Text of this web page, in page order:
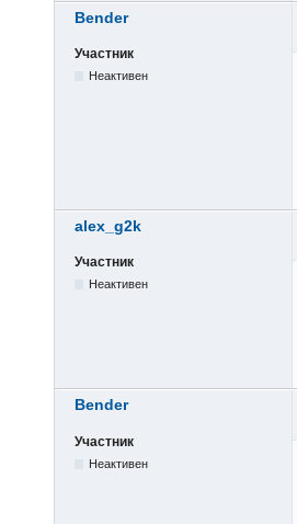
Bender
Участник
Неактивен
alex_g2k
Участник
Неактивен
Bender
Участник
Неактивен